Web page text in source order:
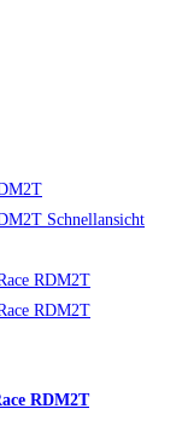
Schnellansicht
RDM2T